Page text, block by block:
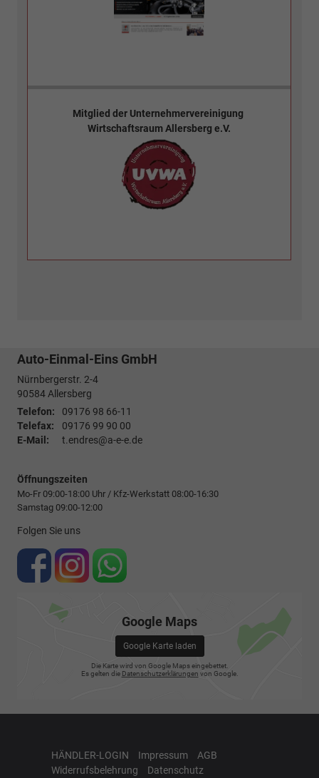
Mitglied der Unternehmervereinigung
Wirtschaftsraum Allersberg e.V.
Auto-Einmal-Eins GmbH
Nürnbergerstr. 2-4
90584Allersberg
Telefon:
09176 98 66-11
Telefax:
09176 99 90 00
E-Mail:
t.endres@a-e-e.de
Öffnungszeiten
Mo-Fr 09:00-18:00 Uhr / Kfz-Werkstatt 08:00-16:30
Samstag 09:00-12:00
Folgen Sie uns
Google Maps
Google Karte laden
Die Karte wird von Google Maps eingebettet.
Es gelten die Datenschutzerklärungen von Google.
HÄNDLER-LOGIN Impressum
AGB
Widerrufsbelehrung
Datenschutz